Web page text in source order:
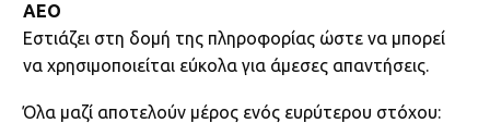
AEO
Εστιάζει στη δομή της πληροφορίας ώστε να μπορεί
να χρησιμοποιείται εύκολα για άμεσες απαντήσεις.
Όλα μαζί αποτελούν μέρος ενός ευρύτερου στόχου: